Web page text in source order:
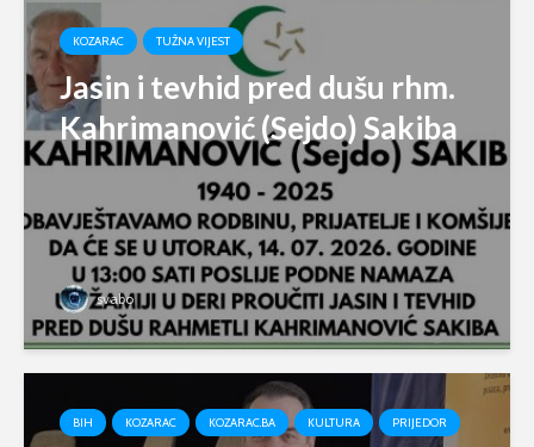
KOZARAC TUŽNA VIJEST
Jasin i tevhid pred dušu rhm.
Kahrimanović (Sejdo) Sakiba
svabo
BIH KOZARAC KOZARAC.BA KULTURA PRIJEDOR